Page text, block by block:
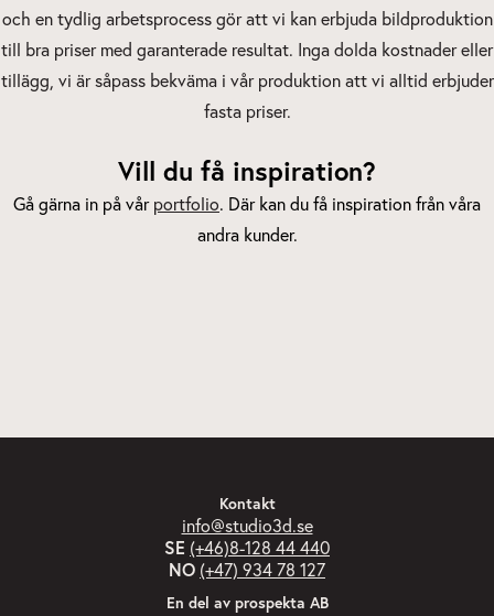
och en tydlig arbetsprocess gör att vi kan erbjuda bildproduktion
till bra priser med garanterade resultat. Inga dolda kostnader eller
tillägg, vi är såpass bekväma i vår produktion att vi alltid erbjuder
fasta priser.
Vill du få inspiration?
Gå gärna in på vårportfolio. Där kan du få inspiration från våra
andra kunder.
Kontakt
info@studio3d.se
SE (+46)8-128 44 440
NO (+47) 934 78 127
En del av prospekta AB